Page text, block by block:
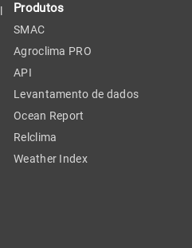
Produtos
SMAC
Agroclima PRO
API
Levantamento de dados
Ocean Report
Relclima
Weather Index